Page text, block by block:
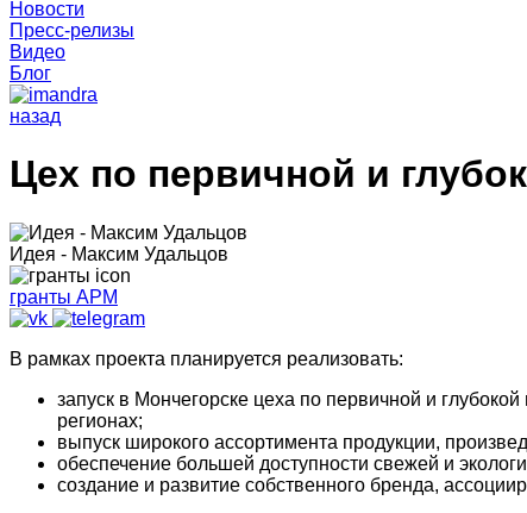
Новости
Пресс-релизы
Видео
Блог
назад
Цех по первичной и
Идея - Максим Удальцов
гранты АРМ
В рамках проекта планируется реализовать:
запуск в Мончегорске цеха по первичной и
регионах;
выпуск широкого ассортимента продукции,
обеспечение большей доступности свежей и
создание и развитие собственного бренда,